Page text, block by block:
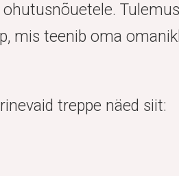
mis teenib oma
treppe näed siit: